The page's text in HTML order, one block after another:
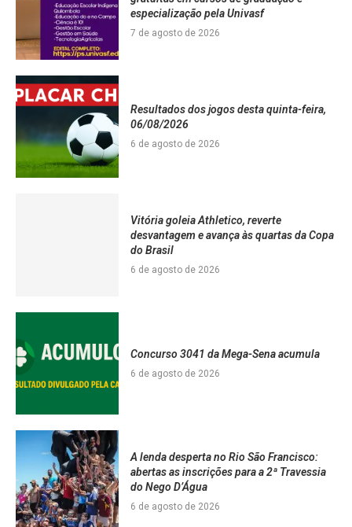
especialização pela Univasf
7 de agosto de 2026
Resultados dos jogos desta quinta-feira,
06/08/2026
6 de agosto de 2026
Vitória goleia Athletico, reverte
desvantagem e avança às quartas da Copa
do Brasil
6 de agosto de 2026
Concurso 3041 da Mega-Sena acumula
6 de agosto de 2026
A lenda desperta no Rio São Francisco:
abertas as inscrições para a 2ª Travessia
do Nego D’Água
6 de agosto de 2026